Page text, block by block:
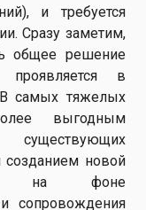
и требуется
Сразу заметим,
общее решение
в
самых тяжелых
выгодным
созданием новой
на фоне
сопровождения